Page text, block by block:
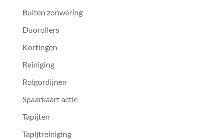
Buiten zonwering
Duorollers
Kortingen
Reiniging
Rolgordijnen
Spaarkaart actie
Tapijten
Tapijtreiniging